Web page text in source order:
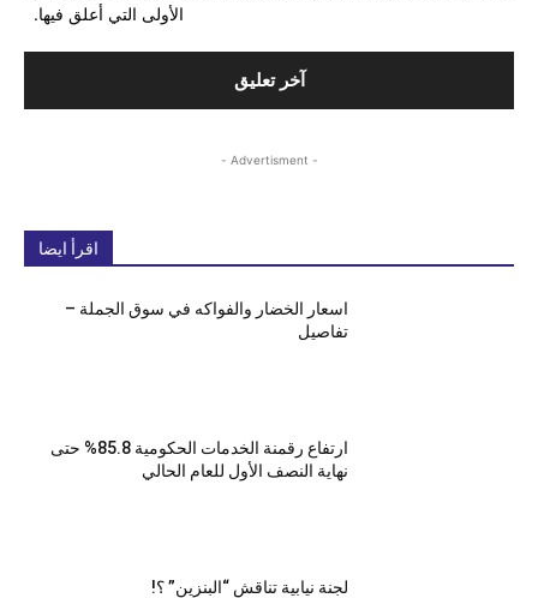
الأولى التي أعلق فيها.
- Advertisment -
اقرأ ايضا
اسعار الخضار والفواكه في سوق الجملة –
تفاصيل
ارتفاع رقمنة الخدمات الحكومية 85.8% حتى
نهاية النصف الأول للعام الحالي
لجنة نيابية تناقش “البنزين” ؟!